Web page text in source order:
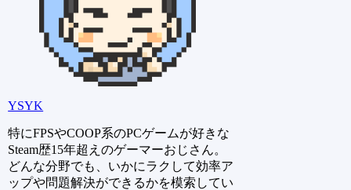
YSYK
特にFPSやCOOP系のPCゲームが好きな
Steam歴15年超えのゲーマーおじさん。
どんな分野でも、いかにラクして効率ア
ップや問題解決ができるかを模索してい